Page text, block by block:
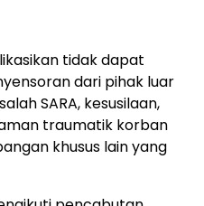
tidak dapat
dari pihak luar
SARA, kesusilaan,
traumatik korban
khusus lain yang